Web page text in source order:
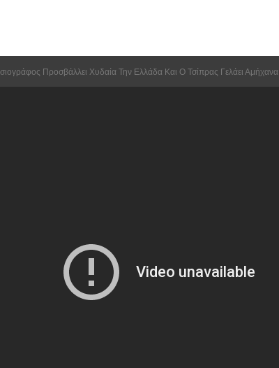
Προσβάλλει Χυδαία Την Ελλάδα Και Ο Τσίπρας Γελάει Αμήχανα